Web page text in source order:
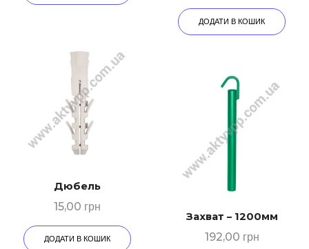
ДОДАТИ В КОШИК
Дюбeль
15,00 грн
ДОДАТИ В КОШИК
Захват – 1200мм
192,00 грн